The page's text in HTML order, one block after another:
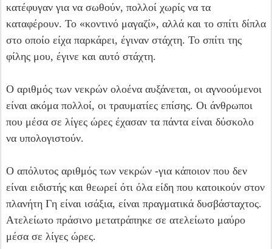
κατέφυγαν για να σωθούν, πολλοί χωρίς να τα
καταφέρουν. Το «κοντινό μαγαζί», αλλά και το σπίτι δίπλα
στο οποίο είχα παρκάρει, έγιναν στάχτη. Το σπίτι της
φίλης μου, έγινε και αυτό στάχτη.
Ο αριθμός των νεκρών ολοένα αυξάνεται, οι αγνοούμενοι
είναι ακόμα πολλοί, οι τραυματίες επίσης. Οι άνθρωποι
που μέσα σε λίγες ώρες έχασαν τα πάντα είναι δύσκολο
να υπολογιστούν.
Ο απόλυτος αριθμός των νεκρών -για κάποιον που δεν
είναι ειδιστής και θεωρεί ότι όλα είδη που κατοικούν στον
πλανήτη Γη είναι ισάξια, είναι πραγματικά δυσβάσταχτος.
Ατελείωτο πράσινο μετατράπηκε σε ατελείωτο μαύρο
μέσα σε λίγες ώρες.